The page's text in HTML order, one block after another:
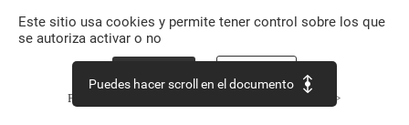
Este sitio usa cookies y permite tener control sobre los que
se autoriza activar o no
Política de confidencialidad Continuar sin aceptar >
Puedes hacer scroll en el documento